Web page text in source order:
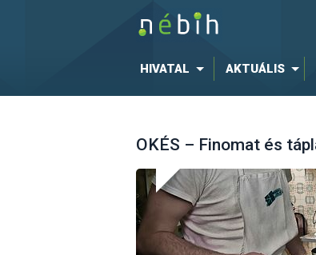
HIVATAL AKTUÁLIS
OKÉS – Finomat és